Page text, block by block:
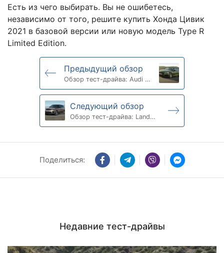
Есть из чего выбирать. Вы не ошибетесь,
независимо от того, решите купить Хонда Цивик
2021 в базовой версии или новую модель Type R
Limited Edition.
Предыдущий обзор
Обзор тест-драйва: Audi A5
2021
Следующий обзор
Обзор тест-драйва: Land
Rover Range Rover Sport
Поделиться:
Недавние тест-драйвы